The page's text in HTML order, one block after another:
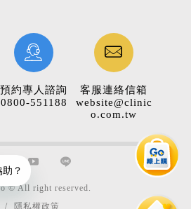
預約專人諮詢
0800-551188
客服連絡信箱
website@clinic
o.com.tw
© All right reserved.
/
隱私權政策